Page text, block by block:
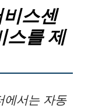
스센
스를 제
에서는 자동